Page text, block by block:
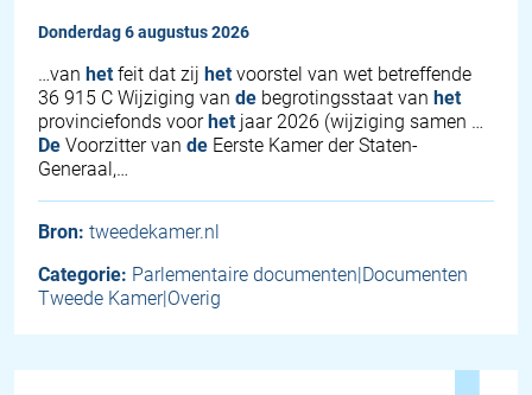
donderdag 6 augustus 2026
…van het feit dat zij het voorstel van wet betreffende
36 915 C Wijziging van de begrotingsstaat van het
provinciefonds voor het jaar 2026 (wijziging samen …
De Voorzitter van de Eerste Kamer der Staten-
Generaal,…
Bron: tweedekamer.nl
Categorie: Parlementaire documenten|Documenten
Tweede Kamer|Overig